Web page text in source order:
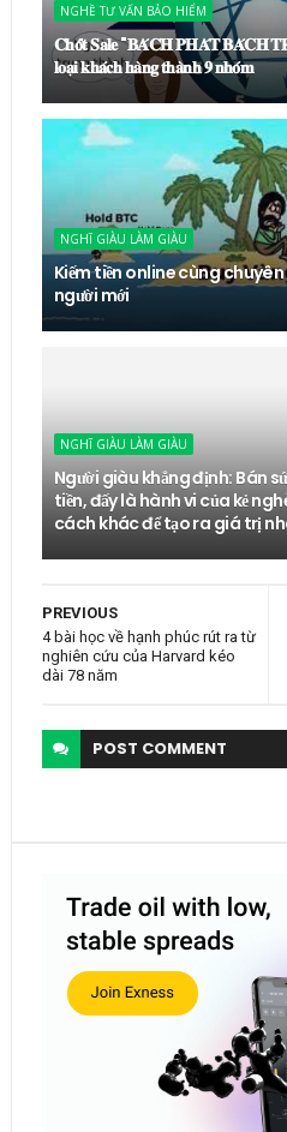
NGHỀ TƯ VẤN BẢO HIỂM
𝐂𝐡𝐨̂́𝐭 𝐒𝐚𝐥𝐞 "𝐁𝐀́𝐂𝐇 𝐏𝐇𝐀́𝐓 𝐁𝐀́𝐂𝐇
𝐥𝐨𝐚̣𝐢 𝐤𝐡𝐚́𝐜𝐡 𝐡𝐚̀𝐧𝐠 𝐭𝐡𝐚̀𝐧𝐡 𝟗 𝐧𝐡𝐨́𝐦
NGHĨ GIÀU LÀM GIÀU
Kiếm tiền online cùng
người mới
NGHĨ GIÀU LÀM GIÀU
Người giàu khẳng định: Bán
tiền, đấy là hành vi của kẻ
cách khác để tạo ra giá trị
PREVIOUS
4 bài học về hạnh phúc rút ra từ
nghiên cứu của Harvard kéo
dài 78 năm
POST COMMENT